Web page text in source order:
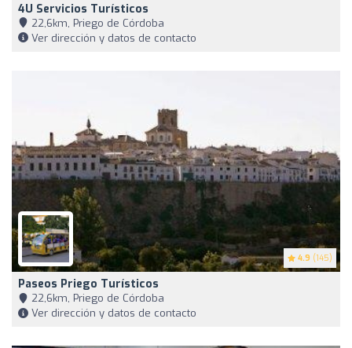
4U Servicios Turísticos
22,6km, Priego de Córdoba
Ver dirección y datos de contacto
4.9 (145)
Paseos Priego Turísticos
22,6km, Priego de Córdoba
Ver dirección y datos de contacto